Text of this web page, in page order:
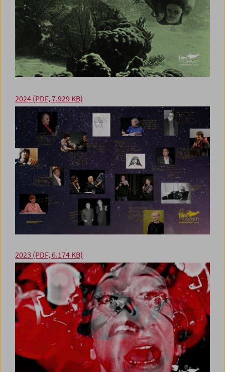
2024 (PDF, 7.929 KB)
2023 (PDF, 6.174 KB)